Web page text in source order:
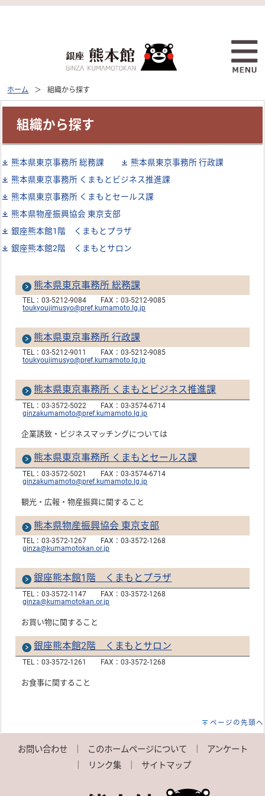
ホーム 組織から探す
組織から探す
熊本県東京事務所 総務課
熊本県東京事務所 行政課
熊本県東京事務所 くまもとビジネス推進課
熊本県東京事務所 くまもとセールス課
熊本県物産振興協会 東京支部
銀座熊本館1階 くまもとプラザ
銀座熊本館2階 くまもとサロン
熊本県東京事務所 総務課
TEL：03-5212-9084
FAX：03-5212-9085
toukyoujimusyo@pref.kumamoto.lg.jp
熊本県東京事務所 行政課
TEL：03-5212-9011
FAX：03-5212-9085
toukyoujimusyo@pref.kumamoto.lg.jp
熊本県東京事務所 くまもとビジネス推進課
TEL：03-3572-5022
FAX：03-3574-6714
ginzakumamoto@pref.kumamoto.lg.jp
企業誘致・ビジネスマッチングについては
熊本県東京事務所 くまもとセールス課
TEL：03-3572-5021
FAX：03-3574-6714
ginzakumamoto@pref.kumamoto.lg.jp
観光・広報・物産振興に関すること
熊本県物産振興協会 東京支部
TEL：03-3572-1267
FAX：03-3572-1268
ginza@kumamotokan.or.jp
銀座熊本館1階 くまもとプラザ
TEL：03-3572-1147
FAX：03-3572-1268
ginza@kumamotokan.or.jp
お買い物に関すること
銀座熊本館2階 くまもとサロン
TEL：03-3572-1261 FAX：03-3572-1268
お食事に関すること
ページの先頭へ
お問い合わせ このホームページについて
アンケート
リンク集 サイトマップ